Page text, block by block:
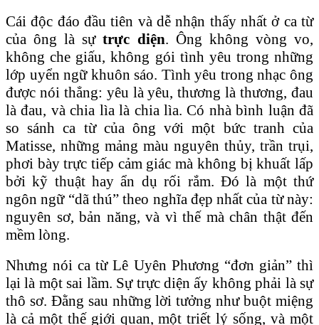
Cái độc đáo đầu tiên và dễ nhận thấy nhất ở ca từ
của ông là sựtrực diện. Ông không vòng vo,
không che giấu, không gói tình yêu trong những
lớp uyển ngữ khuôn sáo. Tình yêu trong nhạc ông
được nói thẳng: yêu là yêu, thương là thương, đau
là đau, và chia lìa là chia lìa. Có nhà bình luận đã
so sánh ca từ của ông với một bức tranh của
Matisse, những mảng màu nguyên thủy, trần trụi,
phơi bày trực tiếp cảm giác mà không bị khuất lấp
bởi kỹ thuật hay ẩn dụ rối rắm. Đó là một thứ
ngôn ngữ “dã thú” theo nghĩa đẹp nhất của từ này:
nguyên sơ, bản năng, và vì thế mà chân thật đến
mềm lòng.
Nhưng nói ca từ Lê Uyên Phương “đơn giản” thì
lại là một sai lầm. Sự trực diện ấy không phải là sự
thô sơ. Đằng sau những lời tưởng như buột miệng
là cả một thế giới quan, một triết lý sống, và một